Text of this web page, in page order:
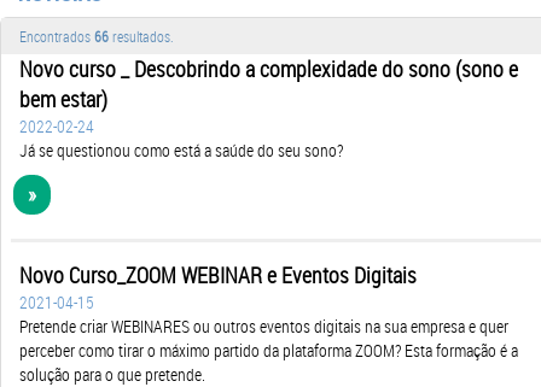
Encontrados66resultados.
Novo curso _ Descobrindo a complexidade do sono (sono e
bem estar)
2022-02-24
Já se questionou como está a saúde do seu sono?
»
Novo Curso_ZOOM WEBINAR e Eventos Digitais
2021-04-15
Pretende criar WEBINARES ou outros eventos digitais na sua empresa e quer
perceber como tirar o máximo partido da plataforma ZOOM? Esta formação é a
solução para o que pretende.